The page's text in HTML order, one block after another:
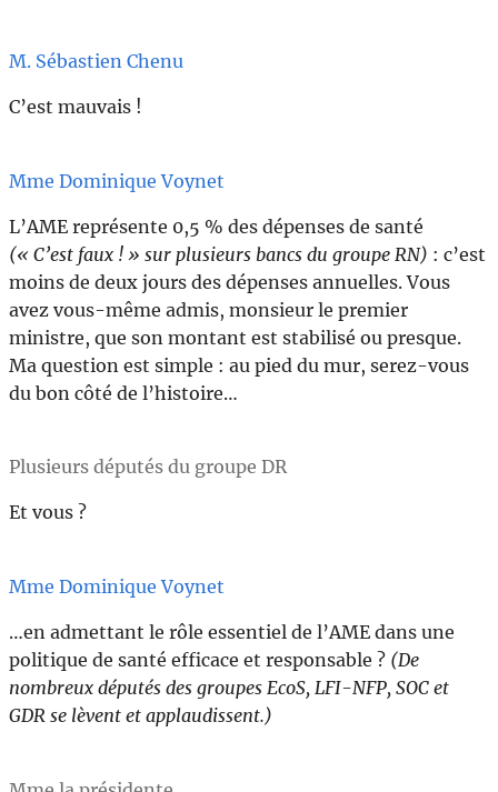
M. Sébastien Chenu
C’est mauvais !
Mme Dominique Voynet
L’AME représente 0,5 % des dépenses de santé
(« C’est faux ! » sur plusieurs bancs du groupe RN) : c’est
moins de deux jours des dépenses annuelles. Vous
avez vous-même admis, monsieur le premier
ministre, que son montant est stabilisé ou presque.
Ma question est simple : au pied du mur, serez-vous
du bon côté de l’histoire…
Plusieurs députés du groupe DR
Et vous ?
Mme Dominique Voynet
…en admettant le rôle essentiel de l’AME dans une
politique de santé efficace et responsable ? (De
nombreux députés des groupes EcoS, LFI-NFP, SOC et
GDR se lèvent et applaudissent.)